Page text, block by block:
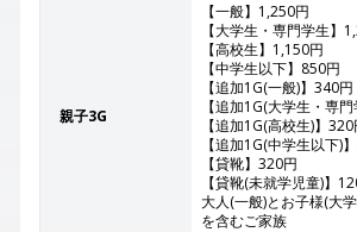
親子3G
【一般】1,250円
【大学生・専門学生】
【高校生】1,150円
【中学生以下】850円
【追加1G(一般)】340円
【追加1G(大学生・専
【追加1G(高校生)】320
【追加1G(中学生以下)
【貸靴】320円
【貸靴(未就学児童)】
大人(一般)とお子様(大
を含むご家族